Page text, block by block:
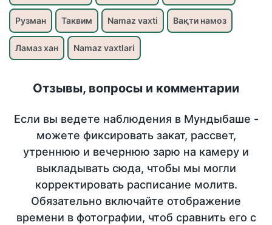
Рузман Таквим Namaz vaxti Вақти намоз
Ламаз хан Namaz vaxtlari
Отзывы, вопросы и комментарии
Если вы ведете наблюдения в Мундыбаше -
можете фиксировать закат, рассвет,
утреннюю и вечернюю зарю на камеру и
выкладывать сюда, чтобы мы могли
корректировать расписание молитв.
Обязательно включайте отображение
времени в фотографии, чтоб сравнить его с